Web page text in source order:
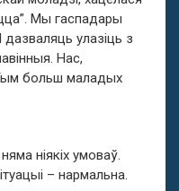
Мы гаспадары
дазваляць улазіць з
Нас,
больш маладых
ніякіх умоваў.
– нармальна.